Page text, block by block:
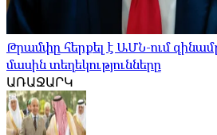
Թրամփը հերքել է ԱՄՆ-ում
մասին տեղեկությունները
ԱՌԱՋԱՐԿ